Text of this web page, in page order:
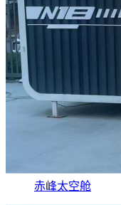
赤峰太空舱